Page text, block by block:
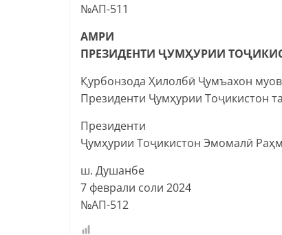
№АП-511
АМРИ
ПРЕЗИДЕНТИ ҶУМҲУРИИ
Қурбонзода Ҳилолбӣ Ҷумъахон
Президенти Ҷумҳурии Тоҷикистон
Президенти
Ҷумҳурии Тоҷикистон Эмомалӣ
ш. Душанбе
7 феврали соли 2024
№АП-512